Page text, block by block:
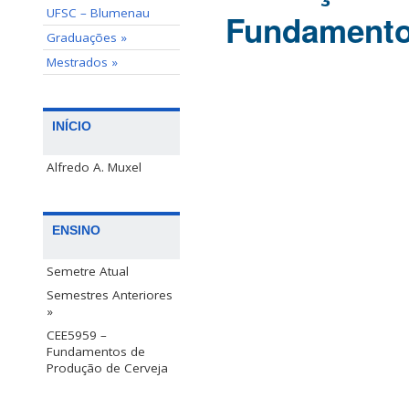
UFSC – Blumenau
Graduações »
Mestrados »
INÍCIO
Alfredo A. Muxel
ENSINO
Semetre Atual
Semestres Anteriores
»
CEE5959 –
Fundamentos de
Produção de Cerveja